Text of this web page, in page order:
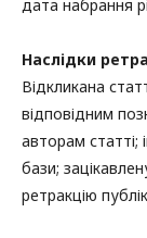
дата набрання
Наслідки
Відкликана
відповідним
авторам статті;
бази;
ретракцію